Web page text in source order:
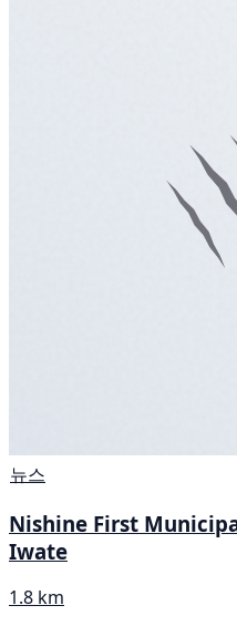
뉴스
Nishine First
Iwate
1.8 km